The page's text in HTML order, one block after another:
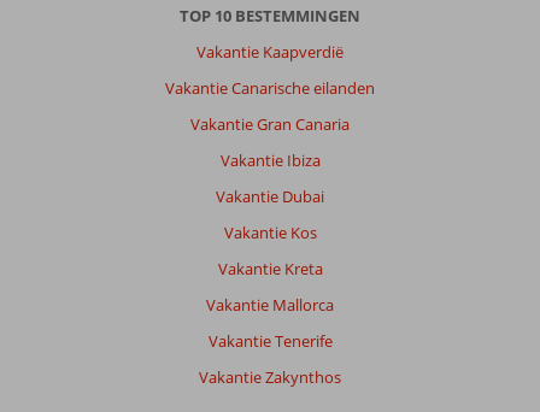
TOP 10 BESTEMMINGEN
Vakantie Kaapverdië
Vakantie Canarische eilanden
Vakantie Gran Canaria
Vakantie Ibiza
Vakantie Dubai
Vakantie Kos
Vakantie Kreta
Vakantie Mallorca
Vakantie Tenerife
Vakantie Zakynthos